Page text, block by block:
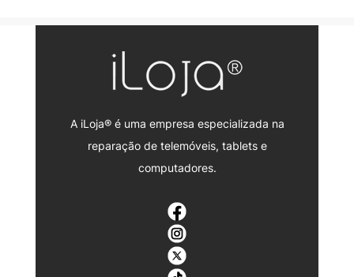
A iLoja® é uma empresa especializada na
reparação de telemóveis, tablets e
computadores.